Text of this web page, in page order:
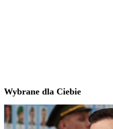
Wybrane dla Ciebie